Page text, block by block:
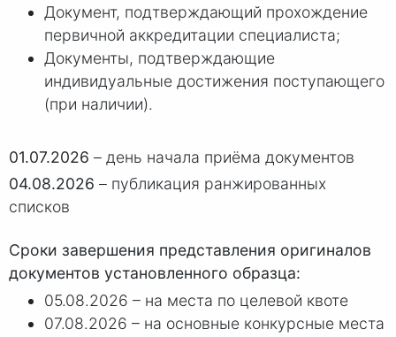
Документ, подтверждающий прохождение
первичной аккредитации специалиста;
Документы, подтверждающие
индивидуальные достижения поступающего
(при наличии).
01.07.2026 – день начала приёма документов
04.08.2026 – публикация ранжированных
списков
Сроки завершения представления оригиналов
документов установленного образца:
05.08.2026 – на места по целевой квоте
07.08.2026 – на основные конкурсные места